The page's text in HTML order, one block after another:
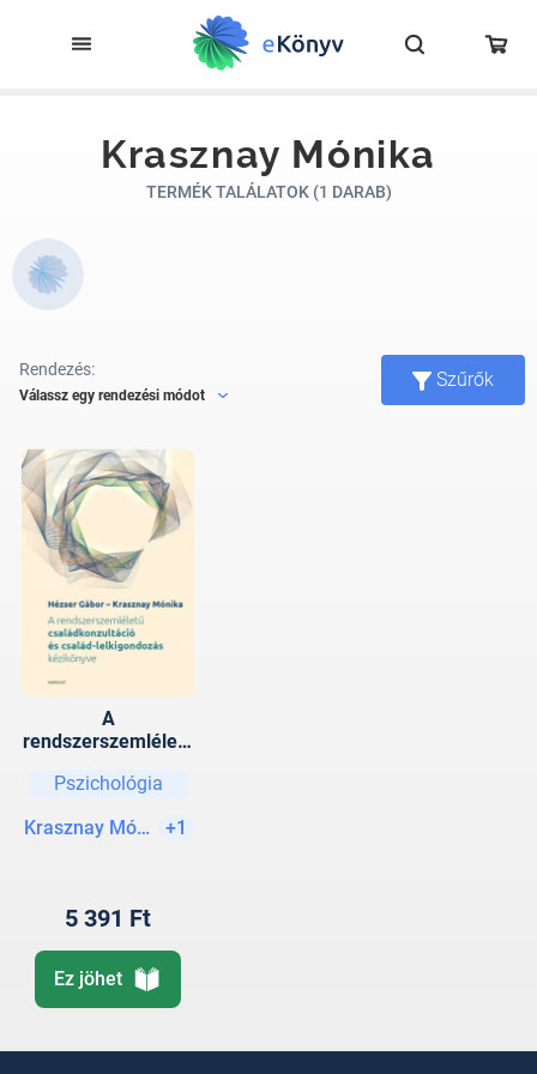
Krasznay Mónika
TERMÉK TALÁLATOK (1 DARAB)
Rendezés:
Válassz egy rendezési módot
Szűrők
A
rendszerszemléletű
és család-
kézikönyve
Pszichológia
Krasznay Mónika+1
5 391 Ft
Ez jöhet